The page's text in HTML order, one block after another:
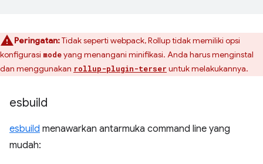
Peringatan:Tidak seperti webpack, Rollup tidak memiliki opsi
konfigurasi modeyang menangani minifikasi. Anda harus menginstal
dan menggunakan rollup-plugin-terser untuk melakukannya.
esbuild
esbuild menawarkan antarmuka command line yang
mudah: